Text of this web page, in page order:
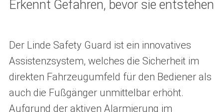
Erkennt Gefahren, bevor sie entstehen
Der Linde Safety Guard ist ein innovatives
Assistenzsystem, welches die Sicherheit im
direkten Fahrzeugumfeld für den Bediener als
auch die Fußgänger unmittelbar erhöht.
Aufgrund der aktiven Alarmierung im